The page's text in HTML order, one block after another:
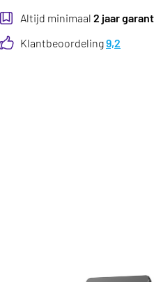
Altijd minimaal 2 jaar
Klantbeoordeling9,2